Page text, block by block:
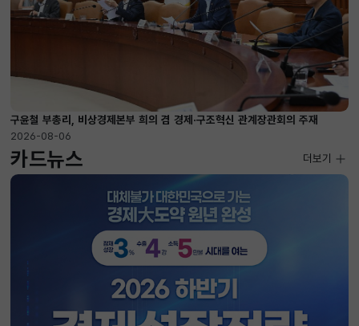
구윤철 부총리, 비상경제본부 희의 겸 경제·구조혁신 관계장관회의 주재
2026-08-06
카드뉴스 더보기